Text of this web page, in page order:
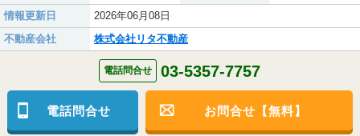
情報更新日
2026年06月08日
不動産会社
株式会社リタ不動産
電話問合せ 03-5357-7757
電話問合せ お問合せ【無料】